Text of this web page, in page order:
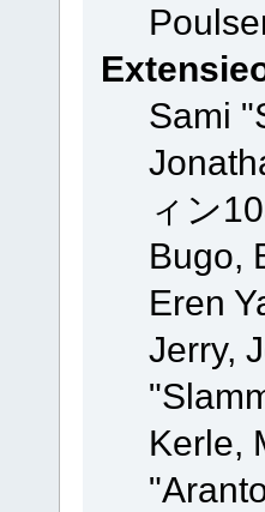
Sami
ィン
Bugo,
Eren
Jerry,
Kerle,